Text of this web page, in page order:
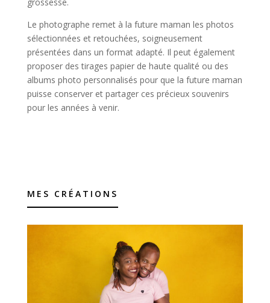
Le photographe remet à la future maman les photos
sélectionnées et retouchées, soigneusement
présentées dans un format adapté. Il peut également
proposer des tirages papier de haute qualité ou des
albums photo personnalisés pour que la future maman
puisse conserver et partager ces précieux souvenirs
pour les années à venir.
MES CRÉATIONS